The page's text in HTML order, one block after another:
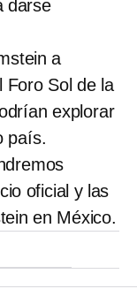
darse
a
Foro Sol de la
explorar
país.
oficial y las
en México.